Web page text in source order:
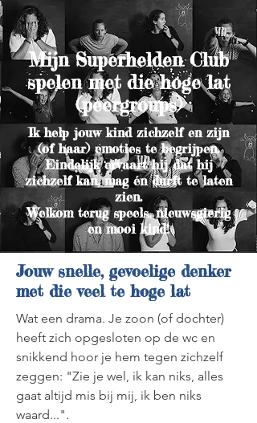
Mijn Superhelden Club
spelen met die hoge lat
(peergroups)
Ik help jouw kind zichzelf en zijn
(of haar) emoties te begrijpen.
Eindelijk ervaart hij dat hij
zichzelf kan, mag én durft te laten
zien.
Welkom terug speels, nieuwsgierig
en mooi kind!
Jouw snelle, gevoelige denker
met die veel te hoge lat
Wat een drama. Je zoon (of dochter)
heeft zich opgesloten op de wc en
snikkend hoor je hem tegen zichzelf
zeggen: "Zie je wel, ik kan niks, alles
gaat altijd mis bij mij, ik ben niks
waard...".